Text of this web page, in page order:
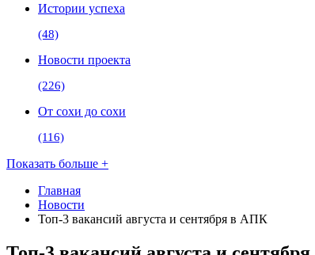
Истории успеха
(48)
Новости проекта
(226)
От сохи до сохи
(116)
Показать больше +
Главная
Новости
Топ-3 вакансий августа и сентября в АПК